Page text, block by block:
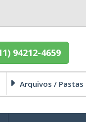
94212-4659
Arquivos / Pastas